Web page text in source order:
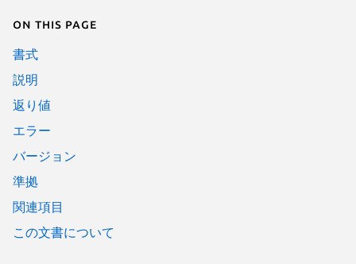
On this page
書式
説明
返り値
エラー
バージョン
準拠
関連項目
この文書について